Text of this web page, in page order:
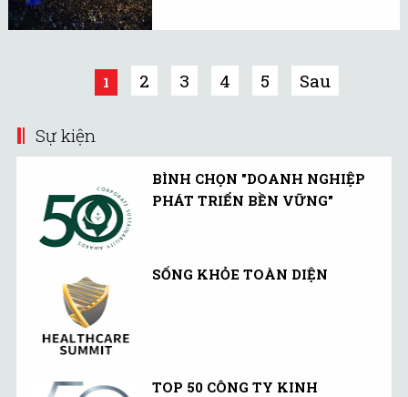
1/10 tới.
1 2 3 4 5 Sau
Sự kiện
BÌNH CHỌN "DOANH NGHIỆP
PHÁT TRIỂN BỀN VỮNG"
SỐNG KHỎE TOÀN DIỆN
TOP 50 CÔNG TY KINH